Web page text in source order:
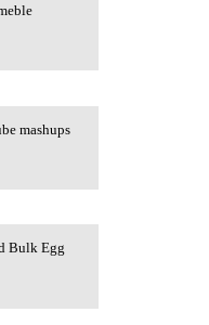
mashups
Bulk Egg